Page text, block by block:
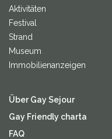
Aktivitäten
Festival
Strand
Museum
Immobilienanzeigen
Über Gay Sejour
Gay Friendly charta
FAQ